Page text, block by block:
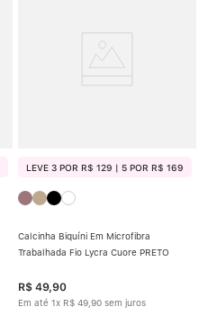
LEVE 3 POR R$ 129 | 5 POR R$ 169
Calcinha Biquíni Em Microfibra
Trabalhada Fio Lycra Cuore PRETO
R$ 49,90
Em até 1x R$ 49 90 sem juros